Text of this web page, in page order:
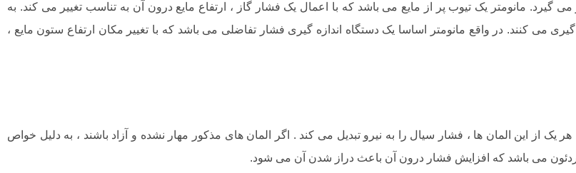
گیرد. مانومتر یک تیوب پر از مایع می باشد که با اعمال یک فشار گاز ، ارتفاع مایع درون آن به تناسب تغییر می کند. به
می کنند. در واقع مانومتر اساسا یک دستگاه اندازه گیری فشار تفاضلی می باشد که با تغییر مکان ارتفاع ستون مایع ،
یک از این المان ها ، فشار سیال را به نیرو تبدیل می کند . اگر المان های مذکور مهار نشده و آزاد باشند ، به دلیل خواص
می باشد که افزایش فشار درون آن باعث دراز شدن آن می شود.